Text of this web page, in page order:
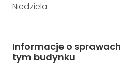
Niedziela
Informacje o
tym budynku